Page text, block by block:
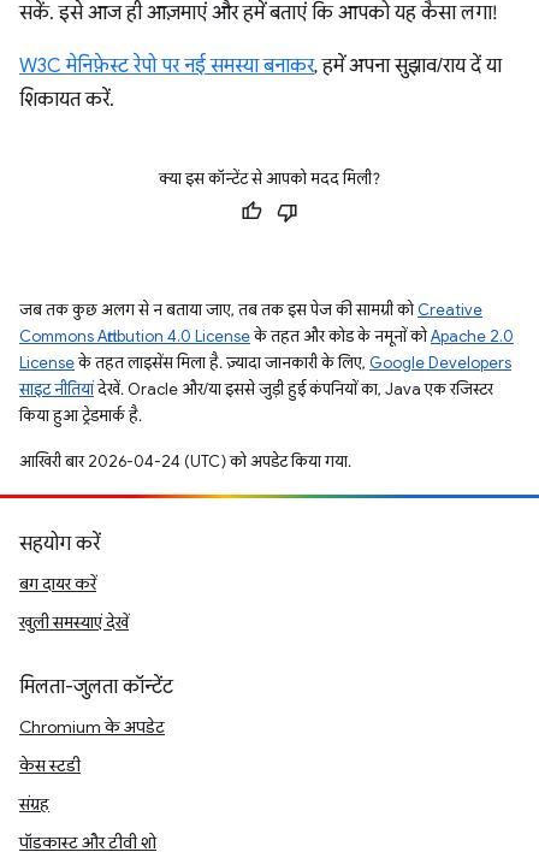
सकें. इसे आज ही आज़माएं और हमें बताएं कि आपको यह कैसा लगा!
W3C मेनिफ़ेस्ट रेपो पर नई समस्या बनाकर, हमें अपना सुझाव/राय दें या
शिकायत करें.
क्या इस कॉन्टेंट से आपको मदद मिली?
जब तक कुछ अलग से न बताया जाए, तब तक इस पेज की सामग्री कोCreative
Commons Attribution 4.0 Licenseके तहत और कोड के नमूनों कोApache 2.0
Licenseके तहत लाइसेंस मिला है. ज़्यादा जानकारी के लिए, Google Developers
साइट नीतियांदेखें. Oracle और/या इससे जुड़ी हुई कंपनियों का, Java एक रजिस्टर
किया हुआ ट्रेडमार्क है.
आखिरी बार 2026-04-24 (UTC) को अपडेट किया गया.
सहयोग करें
बग दायर करें
खुली समस्याएं देखें
मिलता-जुलता कॉन्टेंट
Chromium के अपडेट
केस स्टडी
संग्रह
पॉडकास्ट और टीवी शो